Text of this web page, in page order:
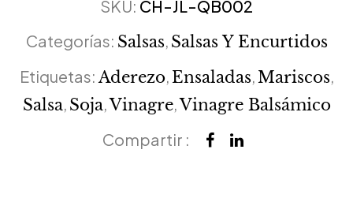
SKU: CH-JL-QB002
Categorías: Salsas Salsas Y Encurtidos
Etiquetas: Aderezo, Ensaladas Mariscos
Salsa Soja ,Vinagre,Vinagre Balsámico
Compartir :